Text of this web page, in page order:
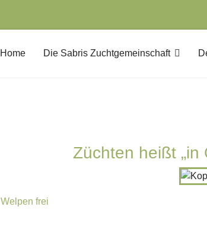
Home Die Sabris Zuchtgemeinschaft
Züchten heißt „in
Welpen frei